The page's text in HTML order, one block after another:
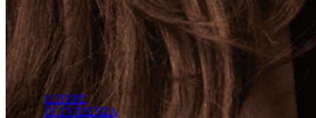
H.HYPE
IN EVIDENZA